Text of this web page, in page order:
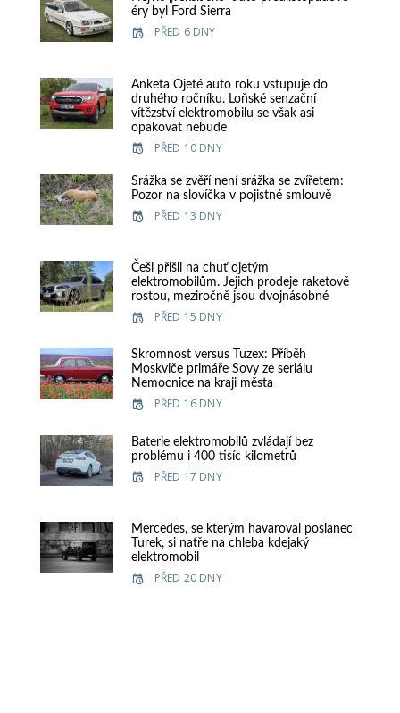
éry byl Ford Sierra
PŘED 6 DNY
Anketa Ojeté auto roku vstupuje do
druhého ročníku. Loňské senzační
vítězství elektromobilu se však asi
opakovat nebude
PŘED 10 DNY
Srážka se zvěří není srážka se zvířetem:
Pozor na slovíčka v pojistné smlouvě
PŘED 13 DNY
Češi přišli na chuť ojetým
elektromobilům. Jejich prodeje raketově
rostou, meziročně jsou dvojnásobné
PŘED 15 DNY
Skromnost versus Tuzex: Příběh
Moskviče primáře Sovy ze seriálu
Nemocnice na kraji města
PŘED 16 DNY
Baterie elektromobilů zvládají bez
problému i 400 tisíc kilometrů
PŘED 17 DNY
Mercedes, se kterým havaroval poslanec
Turek, si natře na chleba kdejaký
elektromobil
PŘED 20 DNY